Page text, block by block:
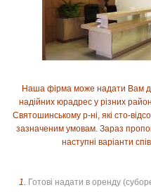
Наша фірма може надати Вам
надійних юрадрес у різних
Святошинському р-ні, які сто-
зазначеним умовам. Зараз
наступні варіанти
1. Готові надати в оренду